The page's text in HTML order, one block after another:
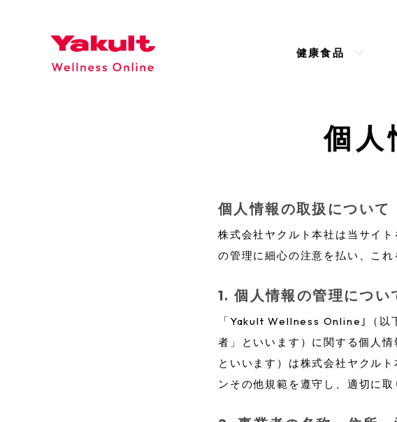
健康食品
食物繊維
個人
個人情報の取扱について
株式会社ヤクルト本社は当サイ
の管理に細心の注意を払い、これ
個人情報の管理につい
「Yakult Wellness Online｣（以
者」といいます）に関する個人
といいます）は株式会社ヤクル
ンその他規範を遵守し、適切に取